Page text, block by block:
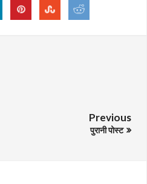
Previous
पुरानी पोस्ट